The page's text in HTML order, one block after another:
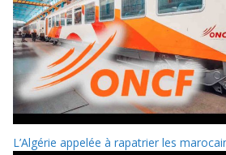
L’Algérie appelée à rapatrier les